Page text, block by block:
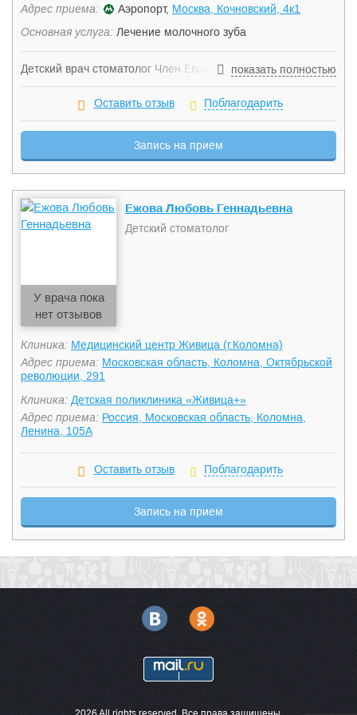
Адрес приема:
Аэропорт, Москва, Кочновский, 4к1
Основная услуга: Лечение молочного зуба
Детский врач стоматолог Член Европейской Ассоциации
Детских стоматологов (IAPAD) С 2009 года работает в
лучших клиниках в Москве, также опыт работы в Европе в
языком.
показать полностью
Оставить отзыв Поблагодарить
Запись на прием
У врача пока
нет отзывов
Ежова Любовь Геннадьевна
Детский стоматолог
Клиника: Медицинский центр Живица (г.Коломна)
Адрес приема: Московская область, Коломна, Октябрьской
революции, 291
Клиника: Детская поликлиника «Живица+»
Адрес приема: Россия, Московская область, Коломна,
Ленина, 105А
Оставить отзыв Поблагодарить
Запись на прием